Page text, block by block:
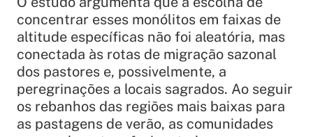
concentrar esses monólitos em faixas de
altitude específicas não foi aleatória, mas
conectada às rotas de migração sazonal
dos pastores e, possivelmente, a
peregrinações a locais sagrados. Ao seguir
os rebanhos das regiões mais baixas para
as pastagens de verão, as comunidades